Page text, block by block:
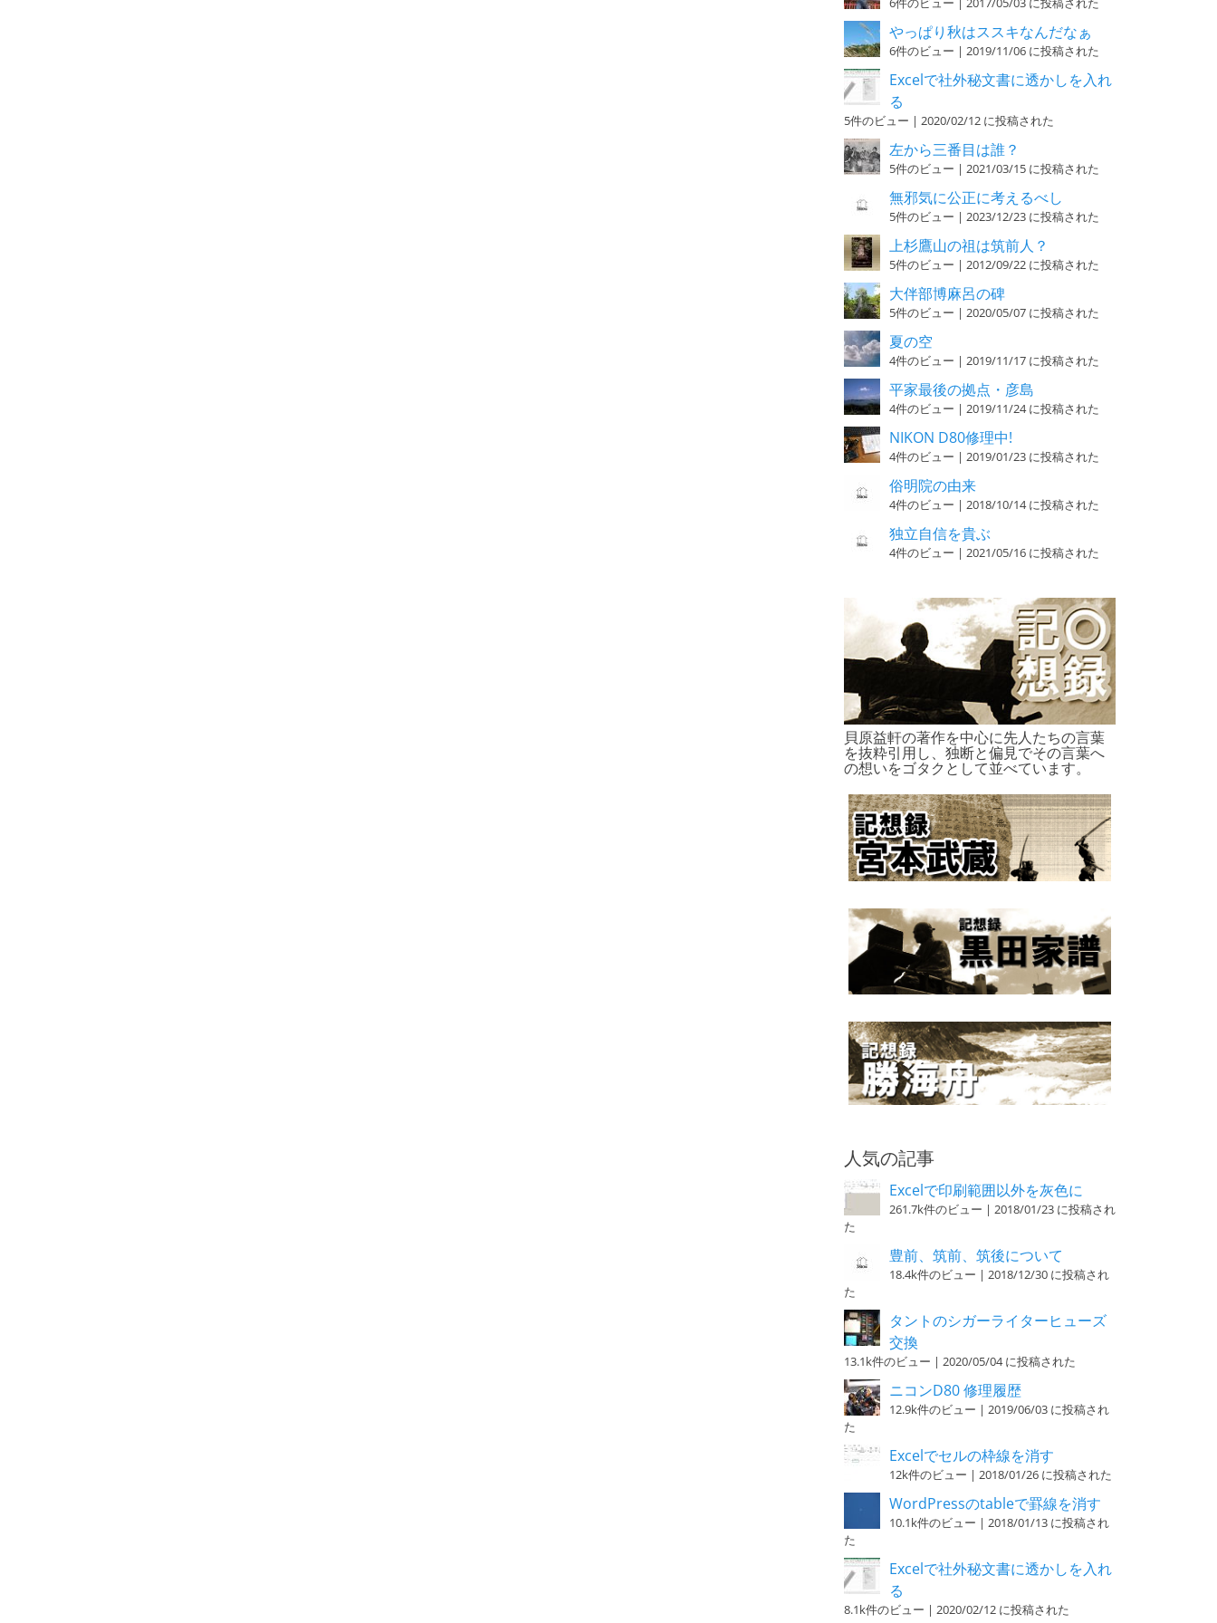
やっぱり秋はススキなんだなぁ
6件のビュー | 2019/11/06 に投稿された
Excelで社外秘文書に透かしを入れ
る
5件のビュー | 2020/02/12 に投稿された
左から三番目は誰？
5件のビュー | 2021/03/15 に投稿された
無邪気に公正に考えるべし
5件のビュー | 2023/12/23 に投稿された
上杉鷹山の祖は筑前人？
5件のビュー | 2012/09/22 に投稿された
大伴部博麻呂の碑
5件のビュー | 2020/05/07 に投稿された
夏の空
4件のビュー | 2019/11/17 に投稿された
平家最後の拠点・彦島
4件のビュー | 2019/11/24 に投稿された
NIKON D80修理中!
4件のビュー | 2019/01/23 に投稿された
俗明院の由来
4件のビュー | 2018/10/14 に投稿された
独立自信を貴ぶ
4件のビュー | 2021/05/16 に投稿された
貝原益軒の著作を中心に先人たちの言葉
を抜粋引用し、独断と偏見でその言葉へ
の想いをゴタクとして並べています。
人気の記事
Excelで印刷範囲以外を灰色に
261.7k件のビュー | 2018/01/23 に投稿され
た
豊前、筑前、筑後について
18.4k件のビュー | 2018/12/30 に投稿され
た
タントのシガーライターヒューズ
交換
13.1k件のビュー | 2020/05/04 に投稿された
ニコンD80 修理履歴
12.9k件のビュー | 2019/06/03 に投稿され
た
Excelでセルの枠線を消す
12k件のビュー | 2018/01/26 に投稿された
WordPressのtableで罫線を消す
10.1k件のビュー | 2018/01/13 に投稿され
た
Excelで社外秘文書に透かしを入れ
る
8.1k件のビュー | 2020/02/12 に投稿された